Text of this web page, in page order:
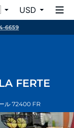
USD
6659
FERTE
ル 72400 FR